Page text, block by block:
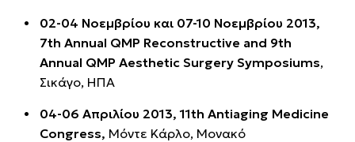
02-04 Νοεμβρίου και 07-10 Νοεμβρίου 2013,
7th Annual QMP Reconstructive and 9th
Annual QMP Aesthetic Surgery Symposiums,
Σικάγο, ΗΠΑ
04-06 Απριλίου 2013, 11th Antiaging Medicine
Congress, Μόντε Κάρλο, Μονακό